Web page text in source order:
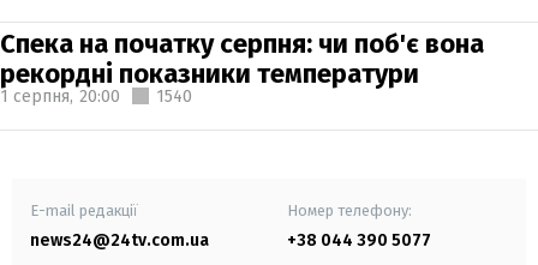
Спека на початку серпня: чи поб'є вона
рекордні показники температури
1 серпня, 20:00 1540
E-mail редакції
news24@24tv.com.ua
Номер телефону:
+38 044 390 5077